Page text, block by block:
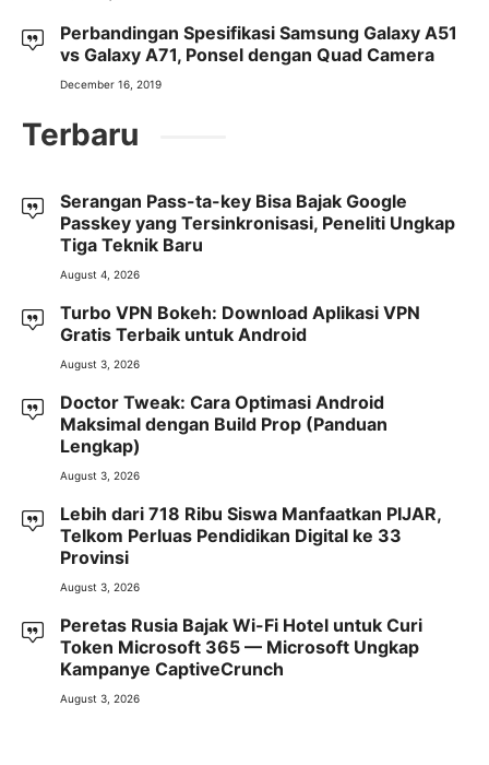
Perbandingan Spesifikasi Samsung Galaxy A51
vs Galaxy A71, Ponsel dengan Quad Camera
December 16, 2019
Terbaru
Serangan Pass-ta-key Bisa Bajak Google
Passkey yang Tersinkronisasi, Peneliti Ungkap
Tiga Teknik Baru
August 4, 2026
Turbo VPN Bokeh: Download Aplikasi VPN
Gratis Terbaik untuk Android
August 3, 2026
Doctor Tweak: Cara Optimasi Android
Maksimal dengan Build Prop (Panduan
Lengkap)
August 3, 2026
Lebih dari 718 Ribu Siswa Manfaatkan PIJAR,
Telkom Perluas Pendidikan Digital ke 33
Provinsi
August 3, 2026
Peretas Rusia Bajak Wi-Fi Hotel untuk Curi
Token Microsoft 365 — Microsoft Ungkap
Kampanye CaptiveCrunch
August 3, 2026